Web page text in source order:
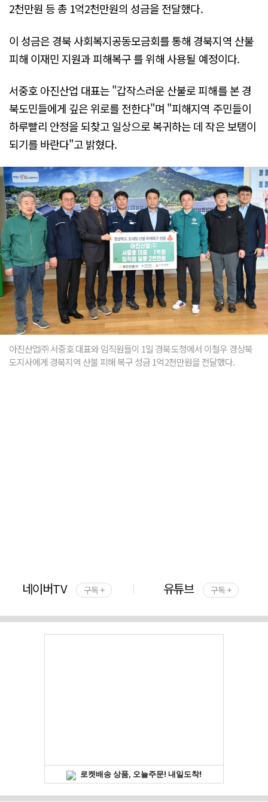
2천만원 등 총 1억2천만원의 성금을 전달했다.
이 성금은 경북 사회복지공동모금회를 통해 경북지역 산불
피해 이재민 지원과 피해복구 를 위해 사용될 예정이다.
서중호 아진산업 대표는 "갑작스러운 산불로 피해를 본 경
북도민들에게 깊은 위로를 전한다"며 "피해지역 주민들이
하루빨리 안정을 되찾고 일상으로 복귀하는 데 작은 보탬이
되기를 바란다"고 밝혔다.
아진산업㈜ 서중호 대표와 임직원들이 1일 경북도청에서 이철우 경상북
도지사에게 경북지역 산불 피해 복구 성금 1억2천만원을 전달했다.
네이버TV 구독 + 유튜브 구독 +